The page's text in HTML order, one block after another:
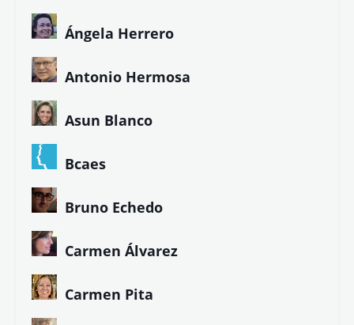
Ángela Herrero
Antonio Hermosa
Asun Blanco
Bcaes
Bruno Echedo
Carmen Álvarez
Carmen Pita